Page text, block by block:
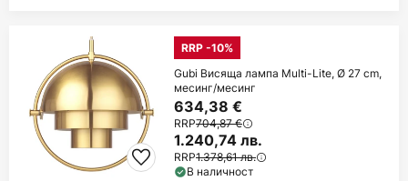
RRP -10%
Gubi Висяща лампа Multi-Lite, Ø 27 cm,
месинг/месинг
634,38 €
RRP704,87 €
1.240,74 лв.
RRP1.378,61 лв.
В наличност